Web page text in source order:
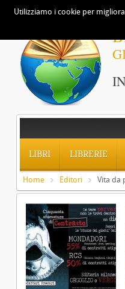
LIBRI LIBRERIE
Home Editori Vita da
Utilizziamo i cookie per